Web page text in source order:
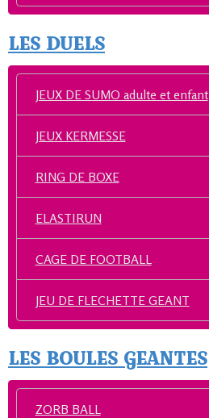
LES DUELS
JEUX DE SUMO adulte et enfant
JEUX KERMESSE
RING DE BOXE
ELASTIRUN
CAGE DE FOOTBALL
JEU DE FLECHETTE GEANT
LES BOULES GEANTES
ZORB BALL